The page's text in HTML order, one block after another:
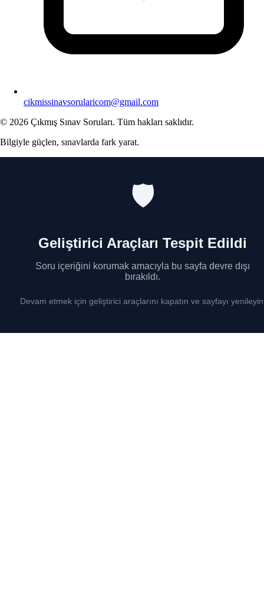
cikmissinavsorularicom@gmail.com
© 2026 Çıkmış Sınav Soruları. Tüm hakları saklıdır.
Bilgiyle güçlen, sınavlarda fark yarat.
🛡️
Geliştirici Araçları Tespit Edildi
Soru içeriğini korumak amacıyla bu sayfa devre dışı
bırakıldı.
Devam etmek için geliştirici araçlarını kapatın ve sayfayı